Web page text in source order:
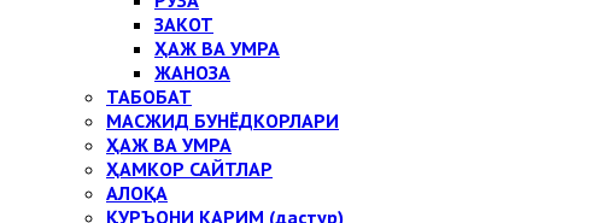
ЗАКОТ
ҲАЖ ВА УМРА
ЖАНОЗА
ТАБОБАТ
МАСЖИД БУНЁДКОРЛАРИ
ҲАЖ ВА УМРА
ҲАМКОР САЙТЛАР
АЛОҚА
ҚУРЪОНИ КАРИМ (дастур)